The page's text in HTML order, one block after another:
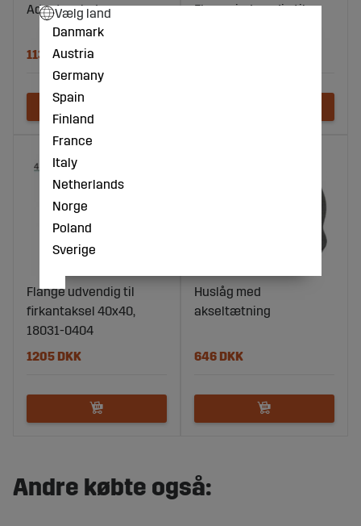
Adapterplade
1132 DKK
Flange indvendig til
Flange udvendig til
firkantaksel 40x40,
18031-0404
1205 DKK
Huslåg med
akseltætning
646 DKK
Andre købte også:
Vælg land
Danmark
Austria
Germany
Spain
Finland
France
Italy
Netherlands
Norge
Poland
Sverige